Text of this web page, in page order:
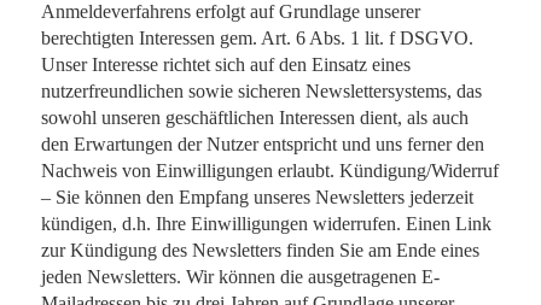
Anmeldeverfahrens erfolgt auf Grundlage unserer
berechtigten Interessen gem. Art. 6 Abs. 1 lit. f DSGVO.
Unser Interesse richtet sich auf den Einsatz eines
nutzerfreundlichen sowie sicheren Newslettersystems, das
sowohl unseren geschäftlichen Interessen dient, als auch
den Erwartungen der Nutzer entspricht und uns ferner den
Nachweis von Einwilligungen erlaubt. Kündigung/Widerruf
– Sie können den Empfang unseres Newsletters jederzeit
kündigen, d.h. Ihre Einwilligungen widerrufen. Einen Link
zur Kündigung des Newsletters finden Sie am Ende eines
jeden Newsletters. Wir können die ausgetragenen E-